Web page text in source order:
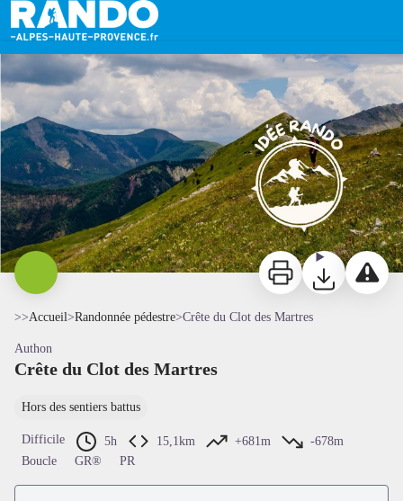
Crête du Clot des Martres
Crête du clot des Martres - CCSB
ImprimerTéléchargerSignaler
>>Accueil>Randonnée pédestre>Crête du Clot des Martres
Authon
Crête du Clot des Martres
Hors des sentiers battus
Difficile 5h 15,1km +681m
-678m
Boucle
GR® PR